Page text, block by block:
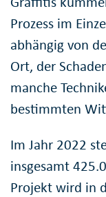
Prozess im
abhängig von
Ort, der
manche
bestimmten
Im Jahr 2022
insgesamt
Projekt wird in